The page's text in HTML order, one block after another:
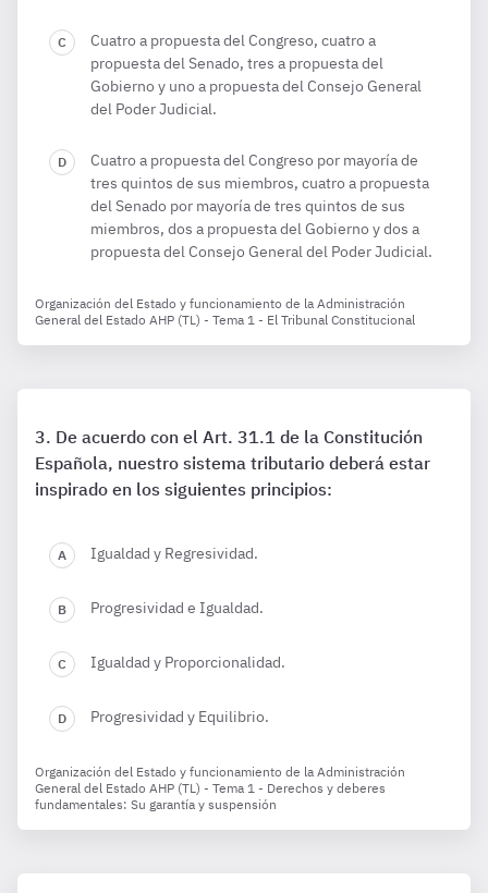
Cuatro a propuesta del Congreso, cuatro a
propuesta del Senado, tres a propuesta del
Gobierno y uno a propuesta del Consejo General
del Poder Judicial.
Cuatro a propuesta del Congreso por mayoría de
tres quintos de sus miembros, cuatro a propuesta
del Senado por mayoría de tres quintos de sus
miembros, dos a propuesta del Gobierno y dos a
propuesta del Consejo General del Poder Judicial.
Organización del Estado y funcionamiento de la Administración
General del Estado AHP (TL) - Tema 1 - El Tribunal Constitucional
De acuerdo con el Art. 31.1 de la Constitución
Española, nuestro sistema tributario deberá estar
inspirado en los siguientes principios:
Igualdad y Regresividad.
Progresividad e Igualdad.
Igualdad y Proporcionalidad.
Progresividad y Equilibrio.
Organización del Estado y funcionamiento de la Administración
General del Estado AHP (TL) - Tema 1 - Derechos y deberes
fundamentales: Su garantía y suspensión